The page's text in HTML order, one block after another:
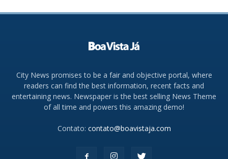
City News promises to be a fair and objective portal, where
readers can find the best information, recent facts and
entertaining news. Newspaper is the best selling News Theme
of all time and powers this amazing demo!
Contato: contato@boavistaja.com